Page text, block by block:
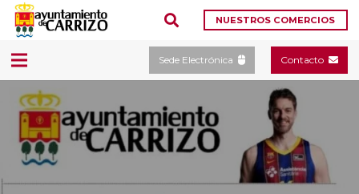
NUESTROS COMERCIOS
Sede Electrónica Contacto